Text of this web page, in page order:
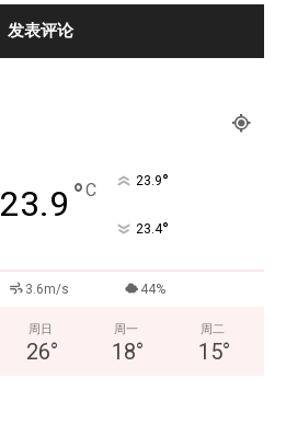
23.9 °C 23.9°
23.4°
3.6m/s 44%
周日
26°
周一
18°
周二
15°